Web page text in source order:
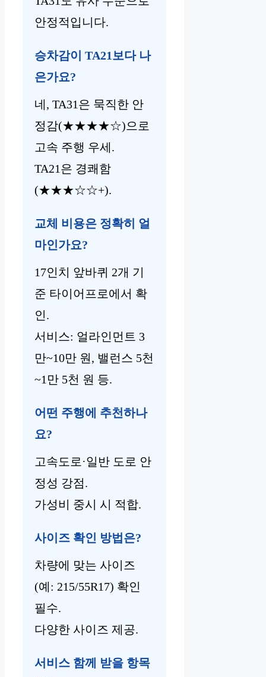
안정적입니다.
승차감이 TA21보다 나
은가요?
네, TA31은 묵직한 안
정감(★★★★☆)으로
고속 주행 우세.
TA21은 경쾌함
(★★★☆☆+).
교체 비용은 정확히 얼
마인가요?
17인치 앞바퀴 2개 기
준 타이어프로에서 확
인.
서비스: 얼라인먼트 3
만~10만 원, 밸런스 5천
~1만 5천 원 등.
어떤 주행에 추천하나
요?
고속도로·일반 도로 안
정성 강점.
가성비 중시 시 적합.
사이즈 확인 방법은?
차량에 맞는 사이즈
(예: 215/55R17) 확인
필수.
다양한 사이즈 제공.
서비스 함께 받을 항목